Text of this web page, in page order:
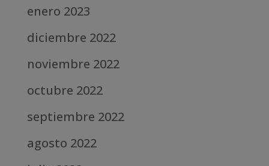
enero 2023
diciembre 2022
noviembre 2022
octubre 2022
septiembre 2022
agosto 2022